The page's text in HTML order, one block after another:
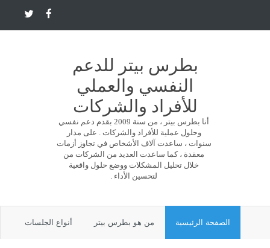
بطرس بيتر للدعم
النفسي والعملي
للأفراد والشركات
أنا بطرس بيتر ، من سنة 2009 بقدم دعم نفسي
وحلول عملية للأفراد والشركات . على مدار
سنوات ، ساعدت آلاف الأشخاص في تجاوز أزمات
معقدة ، كما ساعدت العديد من الشركات من
خلال تحليل المشكلات ووضع حلول واقعية
لتحسين الأداء .
الصفحة الرئيسية من هو بطرس بيتر أنواع الجلسات